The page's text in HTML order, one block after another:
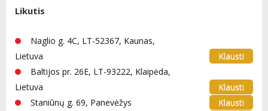
Likutis
Naglio g. 4C, LT-52367, Kaunas,
Lietuva
Klausti
Baltijos pr. 26E, LT-93222, Klaipėda,
Lietuva
Klausti
Staniūnų g. 69, Panevėžys
Klausti